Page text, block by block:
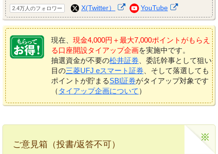
2.4万人のフォロワー X(Twitter） YouTube
現在、 現金4,000円＋最大7,000ポイントがもらえ
る口座開設タイアップ企画を実施中です。
抽選資金が不要の松井証券 、委託幹事として狙い
目の三菱UFJ eスマート証券 、そして落選しても
ポイントが貯まるSBI証券がタイアップ対象です
（ タイアップ企画について ）
ご意見箱（投書/返答不可）